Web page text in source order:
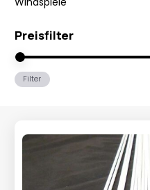
Preisfilter
Filter